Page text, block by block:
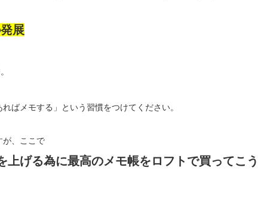
展
ばメモする」という習慣をつけてください。
が、ここで
上げる為に最高のメモ帳をロフトで買ってこう